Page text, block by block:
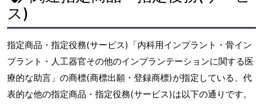
ス)
指定商品・指定役務(サービス)「内科用インプラント・骨イン
プラント・人工器官その他のインプランテーションに関する医
療的な助言」の商標(商標出願・登録商標)が指定している、代
表的な他の指定商品・指定役務(サービス)は以下の通りです。